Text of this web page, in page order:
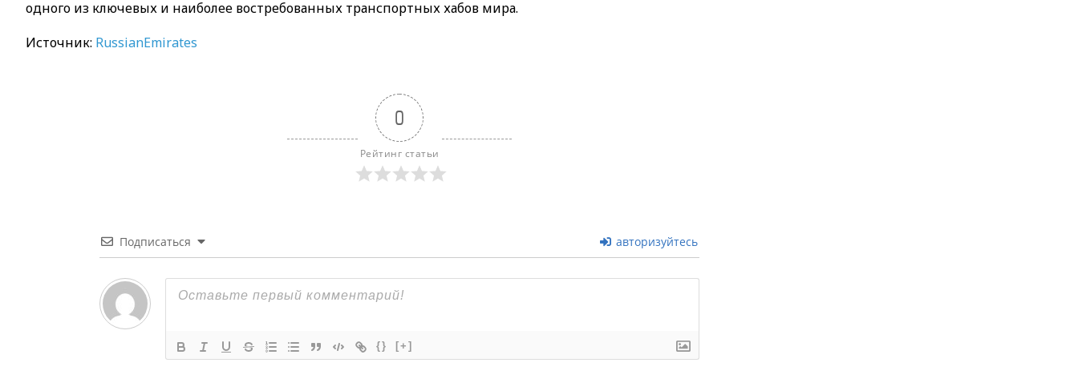
одного из ключевых и наиболее востребованных транспортных хабов мира.
Источник: RussianEmirates
0
Рейтинг статьи
Подписаться авторизуйтесь
{} [+]